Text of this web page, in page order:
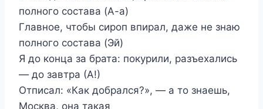
полного состава (А-а)
Главное, чтобы сироп впирал, даже не знаю
полного состава (Эй)
Я до конца за брата: покурили, разъехались
— до завтра (А!)
Отписал: «Как добрался?», — а то знаешь,
Москва, она такая